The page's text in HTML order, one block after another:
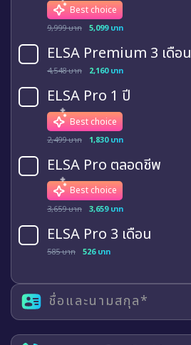
9,999 บาท 5,099 บาท
ELSA Premium 3 เดือน
4,548 บาท 2,160 บาท
ELSA Pro 1 ปี
Best choice
2,499 บาท 1,830 บาท
ELSA Pro ตลอดชีพ
Best choice
3,659 บาท 3,659 บาท
ELSA Pro 3 เดือน
585 บาท 526 บาท
ชื่อและนามสกุล*
หมายเลขโทรศัพท์*